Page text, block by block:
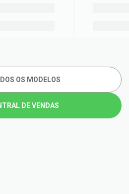
OS MODELOS
DE VENDAS